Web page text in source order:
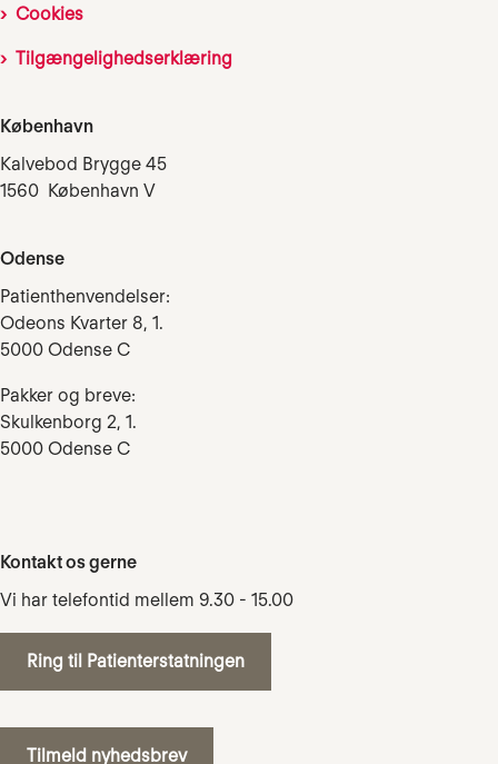
Cookies
Tilgængelighedserklæring
København
Kalvebod Brygge 45
1560 København V
Odense
Patienthenvendelser:
Odeons Kvarter 8, 1.
5000 Odense C
Pakker og breve:
Skulkenborg 2, 1.
5000 Odense C
Kontakt os gerne
Vi har telefontid mellem 9.30 - 15.00
Ring til Patienterstatningen
Tilmeld nyhedsbrev